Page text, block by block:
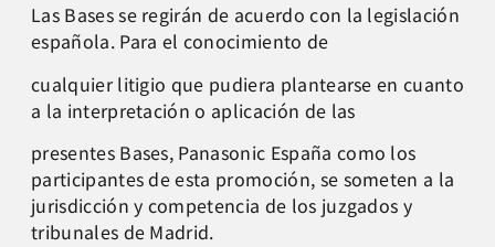
Las Bases se regirán de acuerdo con la legislación
española. Para el conocimiento de
cualquier litigio que pudiera plantearse en cuanto
a la interpretación o aplicación de las
presentes Bases, Panasonic España como los
participantes de esta promoción, se someten a la
jurisdicción y competencia de los juzgados y
tribunales de Madrid.